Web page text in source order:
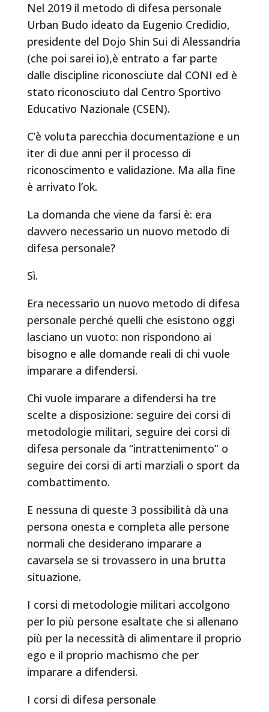
Nel 2019 il metodo di difesa personale
Urban Budo ideato da Eugenio Credidio,
presidente del Dojo Shin Sui di Alessandria
(che poi sarei io),è entrato a far parte
dalle discipline riconosciute dal CONI ed è
stato riconosciuto dal Centro Sportivo
Educativo Nazionale (CSEN).
C’è voluta parecchia documentazione e un
iter di due anni per il processo di
riconoscimento e validazione. Ma alla fine
è arrivato l’ok.
La domanda che viene da farsi è: era
davvero necessario un nuovo metodo di
difesa personale?
Sì.
Era necessario un nuovo metodo di difesa
personale perché quelli che esistono oggi
lasciano un vuoto: non rispondono ai
bisogno e alle domande reali di chi vuole
imparare a difendersi.
Chi vuole imparare a difendersi ha tre
scelte a disposizione: seguire dei corsi di
metodologie militari, seguire dei corsi di
difesa personale da “intrattenimento” o
seguire dei corsi di arti marziali o sport da
combattimento.
E nessuna di queste 3 possibilità dà una
persona onesta e completa alle persone
normali che desiderano imparare a
cavarsela se si trovassero in una brutta
situazione.
I corsi di metodologie militari accolgono
per lo più persone esaltate che si allenano
più per la necessità di alimentare il proprio
ego e il proprio machismo che per
imparare a difendersi.
I corsi di difesa personale